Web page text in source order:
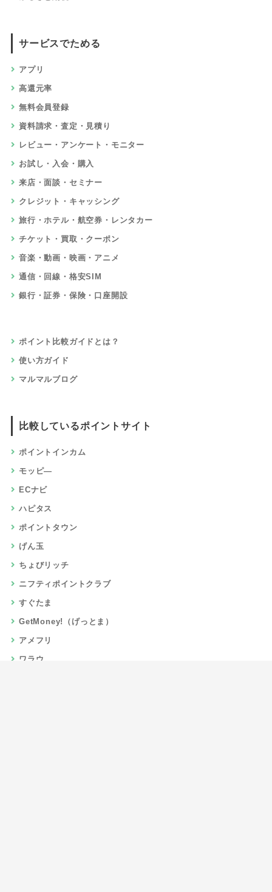
サービスでためる
アプリ
高還元率
無料会員登録
資料請求・査定・見積り
レビュー・アンケート・モニター
お試し・入会・購入
来店・面談・セミナー
クレジット・キャッシング
旅行・ホテル・航空券・レンタカー
チケット・買取・クーポン
音楽・動画・映画・アニメ
通信・回線・格安SIM
銀行・証券・保険・口座開設
ポイント比較ガイドとは？
使い方ガイド
マルマルブログ
比較しているポイントサイト
ポイントインカム
モッピ―
ECナビ
ハピタス
ポイントタウン
げん玉
ちょびリッチ
ニフティポイントクラブ
すぐたま
GetMoney!（げっとま）
アメフリ
ワラウ